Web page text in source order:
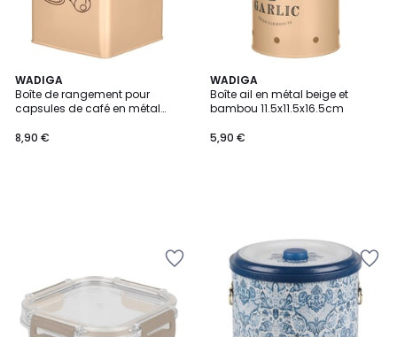
WADIGA
Boîte de rangement pour
capsules de café en métal
8,90 €
WADIGA
Boîte ail en métal beige et
bambou 11.5x11.5x16.5cm
5,90 €